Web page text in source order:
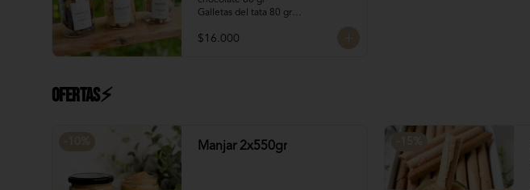
Galletas del tata 80 gr
$16.000
Ofertas⚡
Manjar 2x550gr